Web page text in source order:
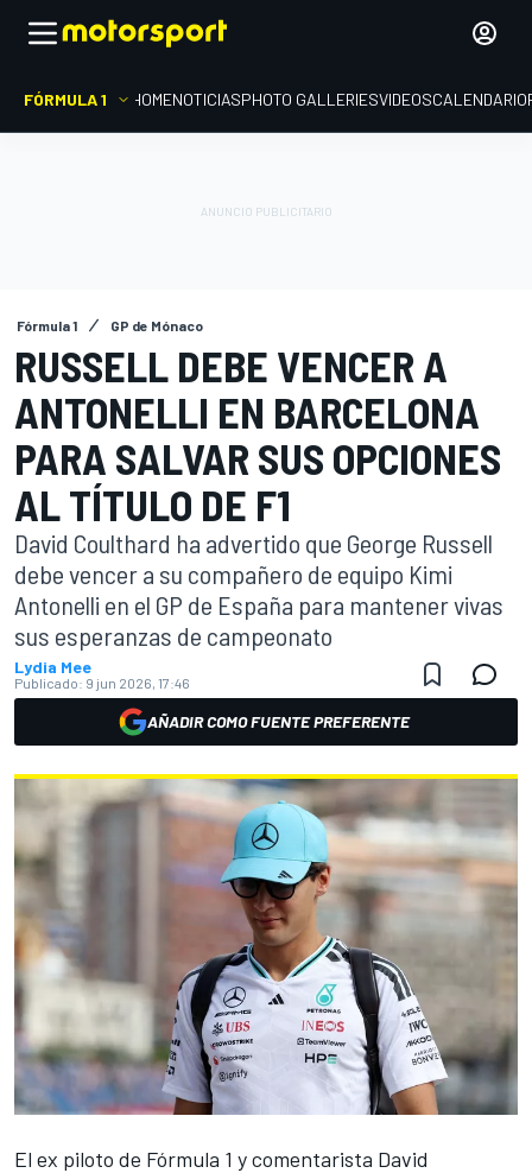
FÓRMULA 1 HOMENOTICIASPHOTO GALLERIESVIDEOSCALENDARIO
Fórmula 1 GP de Mónaco
RUSSELL DEBE VENCER A
ANTONELLI EN BARCELONA
PARA SALVAR SUS OPCIONES
AL TÍTULO DE F1
David Coulthard ha advertido que George Russell
debe vencer a su compañero de equipo Kimi
Antonelli en el GP de España para mantener vivas
sus esperanzas de campeonato
Lydia Mee
Publicado: 9 jun 2026, 17:46
AÑADIR COMO FUENTE PREFERENTE
El ex piloto de Fórmula 1 y comentarista David